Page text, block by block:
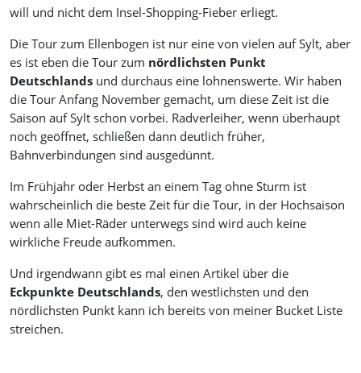
will und nicht dem Insel-Shopping-Fieber erliegt.
Die Tour zum Ellenbogen ist nur eine von vielen auf Sylt, aber
es ist eben die Tour zum nördlichsten Punkt
Deutschlands und durchaus eine lohnenswerte. Wir haben
die Tour Anfang November gemacht, um diese Zeit ist die
Saison auf Sylt schon vorbei. Radverleiher, wenn überhaupt
noch geöffnet, schließen dann deutlich früher,
Bahnverbindungen sind ausgedünnt.
Im Frühjahr oder Herbst an einem Tag ohne Sturm ist
wahrscheinlich die beste Zeit für die Tour, in der Hochsaison
wenn alle Miet-Räder unterwegs sind wird auch keine
wirkliche Freude aufkommen.
Und irgendwann gibt es mal einen Artikel über die
Eckpunkte Deutschlands, den westlichsten und den
nördlichsten Punkt kann ich bereits von meiner Bucket Liste
streichen.